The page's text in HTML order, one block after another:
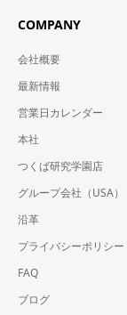
COMPANY
会社概要
最新情報
営業日カレンダー
本社
つくば研究学園店
グループ会社（USA）
沿革
プライバシーポリシー
FAQ
ブログ